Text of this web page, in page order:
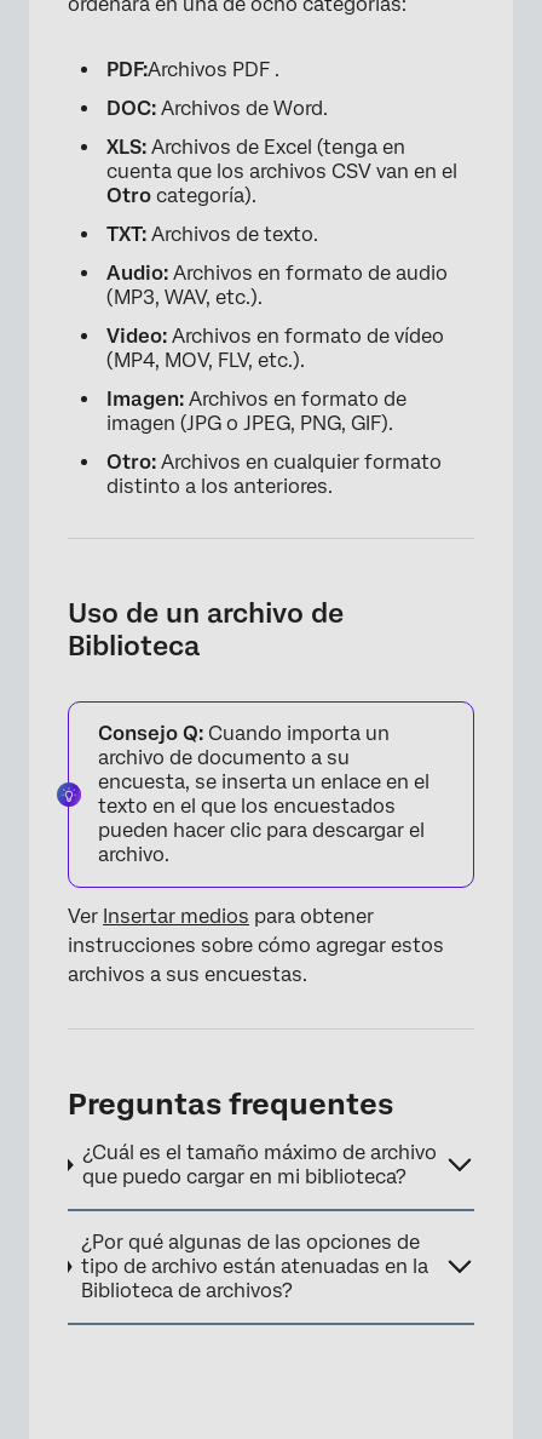
PDF:Archivos PDF .
DOC: Archivos de Word.
XLS: Archivos de Excel (tenga en
cuenta que los archivos CSV van en el
Otro categoría).
TXT: Archivos de texto.
Audio: Archivos en formato de audio
(MP3, WAV, etc.).
Video: Archivos en formato de vídeo
(MP4, MOV, FLV, etc.).
Imagen: Archivos en formato de
imagen (JPG o JPEG, PNG, GIF).
Otro: Archivos en cualquier formato
distinto a los anteriores.
Uso de un archivo de
Biblioteca
Consejo Q: Cuando importa un
archivo de documento a su
encuesta, se inserta un enlace en el
texto en el que los encuestados
pueden hacer clic para descargar el
archivo.
Ver Insertar medios para obtener
instrucciones sobre cómo agregar estos
archivos a sus encuestas.
Preguntas frequentes
¿Cuál es el tamaño máximo de archivo
que puedo cargar en mi biblioteca?
¿Por qué algunas de las opciones de
tipo de archivo están atenuadas en la
Biblioteca de archivos?